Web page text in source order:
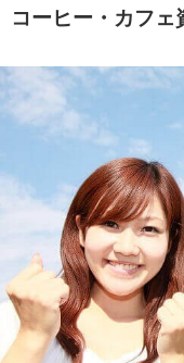
コーヒー・カフェ